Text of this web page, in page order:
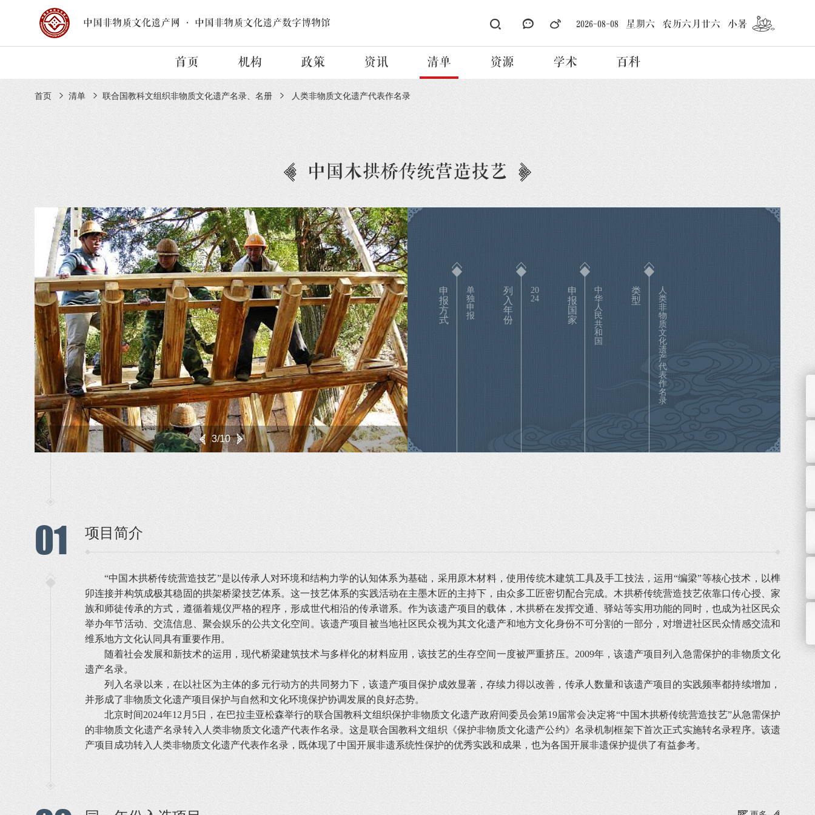
中国非物质文化遗产网 · 中国非物质文化遗产数字博物馆 2026-08-08 星期六 农历六月廿六 小暑
首页 机构 政策 资讯 清单 资源 学术 百科
首页 清单 联合国教科文组织非物质文化遗产名录、名册 人类非物质文化遗产代表作名录
中国木拱桥传统营造技艺
3/10
申
报
方
式
单
独
申
报
列
入
年
份
20
24
申
报
国
家
中
华
人
民
共
和
国
类
型
人
类
非
物
质
文
化
遗
产
代
表
作
名
录
01 项目简介
“中国木拱桥传统营造技艺”是以传承人对环境和结构力学的认知体系为基础，采用原木材料，使用传统木建筑工具及手工技法，运用“编梁”等核心技术，以榫
卯连接并构筑成极其稳固的拱架桥梁技艺体系。这一技艺体系的实践活动在主墨木匠的主持下，由众多工匠密切配合完成。木拱桥传统营造技艺依靠口传心授、家
族和师徒传承的方式，遵循着规仪严格的程序，形成世代相沿的传承谱系。作为该遗产项目的载体，木拱桥在发挥交通、驿站等实用功能的同时，也成为社区民众
举办年节活动、交流信息、聚会娱乐的公共文化空间。该遗产项目被当地社区民众视为其文化遗产和地方文化身份不可分割的一部分，对增进社区民众情感交流和
维系地方文化认同具有重要作用。
随着社会发展和新技术的运用，现代桥梁建筑技术与多样化的材料应用，该技艺的生存空间一度被严重挤压。2009年，该遗产项目列入急需保护的非物质文化
遗产名录。
列入名录以来，在以社区为主体的多元行动方的共同努力下，该遗产项目保护成效显著，存续力得以改善，传承人数量和该遗产项目的实践频率都持续增加，
并形成了非物质文化遗产项目保护与自然和文化环境保护协调发展的良好态势。
北京时间2024年12月5日，在巴拉圭亚松森举行的联合国教科文组织保护非物质文化遗产政府间委员会第19届常会决定将“中国木拱桥传统营造技艺”从急需保护
的非物质文化遗产名录转入人类非物质文化遗产代表作名录。这是联合国教科文组织《保护非物质文化遗产公约》名录机制框架下首次正式实施转名录程序。该遗
产项目成功转入人类非物质文化遗产代表作名录，既体现了中国开展非遗系统性保护的优秀实践和成果，也为各国开展非遗保护提供了有益参考。